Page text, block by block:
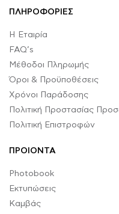
ΠΛΗΡΟΦΟΡΙΕΣ
Η Εταιρία
FAQ’s
Μέθοδοι Πληρωμής
Όροι & Προϋποθέσεις
Χρόνοι Παράδοσης
Πολιτική Προστασίας
Πολιτική Επιστροφών
ΠΡΟΙΟΝΤΑ
Photobook
Εκτυπώσεις
Καμβάς